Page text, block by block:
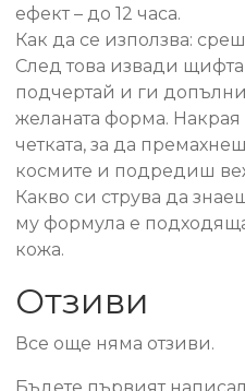
ефект – до 12 часа.
Как да се използва:
След това извади
подчертай и ги
желаната форма. Накрая
четката, за да
космите и подредиш
Какво си струва да
му формула е подходяща
кожа.
Отзиви
Все още няма отзиви.